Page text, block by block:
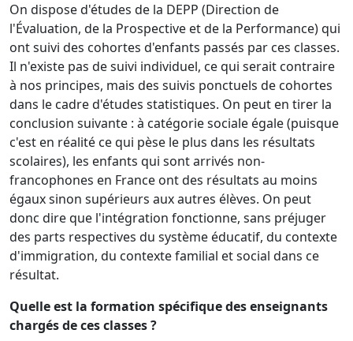
On dispose d'études de la DEPP (Direction de
l'Évaluation, de la Prospective et de la Performance) qui
ont suivi des cohortes d'enfants passés par ces classes.
Il n'existe pas de suivi individuel, ce qui serait contraire
à nos principes, mais des suivis ponctuels de cohortes
dans le cadre d'études statistiques. On peut en tirer la
conclusion suivante : à catégorie sociale égale (puisque
c'est en réalité ce qui pèse le plus dans les résultats
scolaires), les enfants qui sont arrivés non-
francophones en France ont des résultats au moins
égaux sinon supérieurs aux autres élèves. On peut
donc dire que l'intégration fonctionne, sans préjuger
des parts respectives du système éducatif, du contexte
d'immigration, du contexte familial et social dans ce
résultat.
Quelle est la formation spécifique des enseignants
chargés de ces classes ?